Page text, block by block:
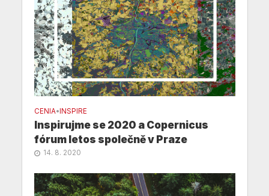
CENIA•INSPIRE
Inspirujme se 2020 a Copernicus
fórum letos společně v Praze
14. 8. 2020